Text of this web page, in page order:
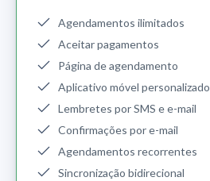
Agendamentos ilimitados
Aceitar pagamentos
Página de agendamento
Aplicativo móvel personalizado
Lembretes por SMS e e-mail
Confirmações por e-mail
Agendamentos recorrentes
Sincronização bidirecional